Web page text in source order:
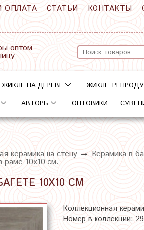
ОПЛАТА СТАТЬИ КОНТАКТЫ
оптом
НА ДЕРЕВЕ ЖИКЛЕ.
АВТОРЫ ОПТОВИКИ
керамика на стену Керамика в
10х10 см.
10Х10 СМ
Коллекционная
Номер в коллекции: